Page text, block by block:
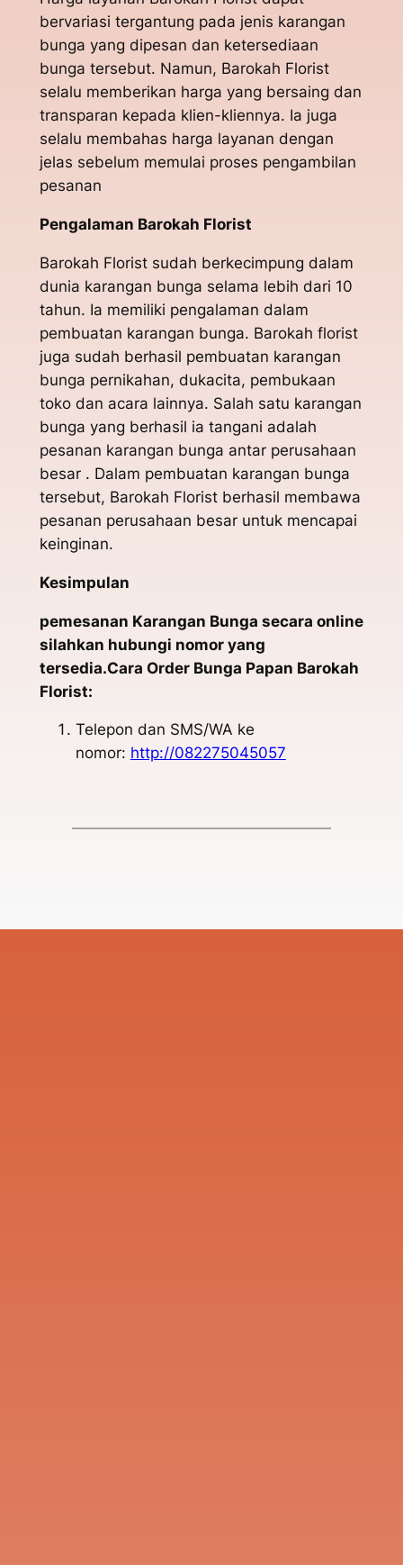
bervariasi tergantung pada jenis karangan
bunga yang dipesan dan ketersediaan
bunga tersebut. Namun, Barokah Florist
selalu memberikan harga yang bersaing dan
transparan kepada klien-kliennya. Ia juga
selalu membahas harga layanan dengan
jelas sebelum memulai proses pengambilan
pesanan
Pengalaman Barokah Florist
Barokah Florist sudah berkecimpung dalam
dunia karangan bunga selama lebih dari 10
tahun. Ia memiliki pengalaman dalam
pembuatan karangan bunga. Barokah florist
juga sudah berhasil pembuatan karangan
bunga pernikahan, dukacita, pembukaan
toko dan acara lainnya. Salah satu karangan
bunga yang berhasil ia tangani adalah
pesanan karangan bunga antar perusahaan
besar . Dalam pembuatan karangan bunga
tersebut, Barokah Florist berhasil membawa
pesanan perusahaan besar untuk mencapai
keinginan.
Kesimpulan
pemesanan Karangan Bunga secara online
silahkan hubungi nomor yang
tersedia.Cara Order Bunga Papan Barokah
Florist:
Telepon dan SMS/WA ke
nomor: http://082275045057